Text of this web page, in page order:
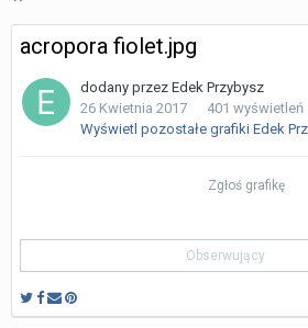
acropora fiolet.jpg
dodany przez Edek Przybysz
26 Kwietnia 2017
401 wyświetleń
Wyświetl pozostałe grafiki Edek
Zgłoś grafikę
Obserwujący